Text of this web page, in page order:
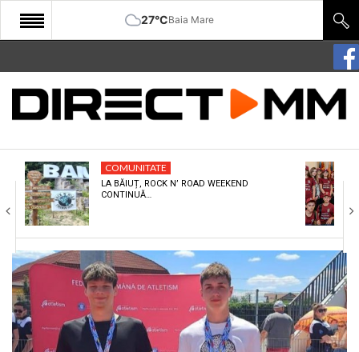
27°CBaia Mare
START
COMUNITATE
CULTURA
ECONOMIE
SANATATE
SPORT
SPECIAL
POLITIC
COMUNITATE
LA BĂIUȚ, ROCK N’ ROAD WEEKEND
CONTINUĂ…